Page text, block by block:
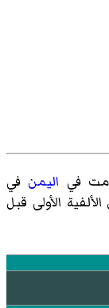
في اليمن في
الأولى قبل